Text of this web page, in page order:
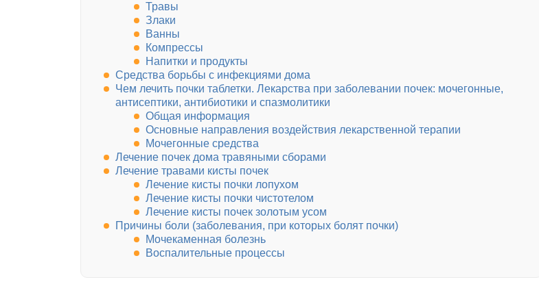
Травы
Злаки
Ванны
Компрессы
Напитки и продукты
Средства борьбы с инфекциями дома
Чем лечить почки таблетки. Лекарства при заболевании почек: мочегонные,
антисептики, антибиотики и спазмолитики
Общая информация
Основные направления воздействия лекарственной терапии
Мочегонные средства
Лечение почек дома травяными сборами
Лечение травами кисты почек
Лечение кисты почки лопухом
Лечение кисты почки чистотелом
Лечение кисты почек золотым усом
Причины боли (заболевания, при которых болят почки)
Мочекаменная болезнь
Воспалительные процессы